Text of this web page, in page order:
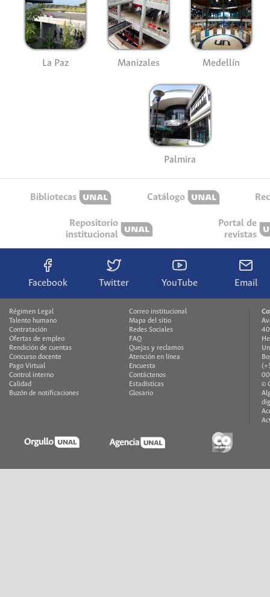
La Paz Manizales Medellín
Palmira
Bibliotecas Catálogo
Repositorio
institucional
Portal de
revistas
Facebook Twitter YouTube Email
Régimen Legal
Talento humano
Contratación
Ofertas de empleo
Rendición de cuentas
Concurso docente
Pago Virtual
Control interno
Calidad
Buzón de notificaciones
Correo institucional
Mapa del sitio
Redes Sociales
FAQ
Quejas y reclamos
Atención en línea
Encuesta
Contáctenos
Estadísticas
Glosario
©